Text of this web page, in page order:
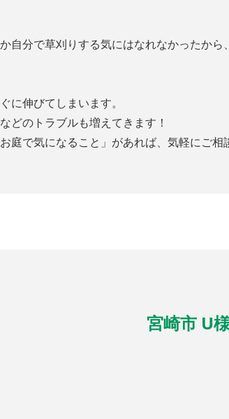
自分で草刈りする気にはなれなかったから
に伸びてしまいます。
どのトラブルも増えてきます！
庭で気になること」があれば、気軽にご相
宮崎市 U